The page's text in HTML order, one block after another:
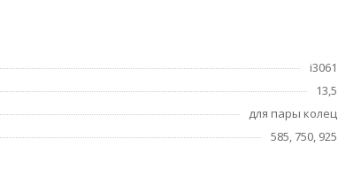
i3061
13,5
для пары колец
585, 750, 925